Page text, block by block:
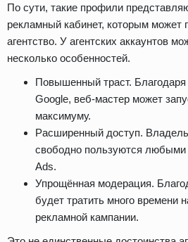
По сути, такие профили
рекламный кабинет, которым может
агентство. У агентских аккаунтов
несколько особенностей.
Повышенный траст.
Google, веб-мастер может
максимуму.
Расширенный доступ.
свободно пользуются любыми
Ads.
Упрощённая модерация.
будет тратить много времени
рекламной кампании.